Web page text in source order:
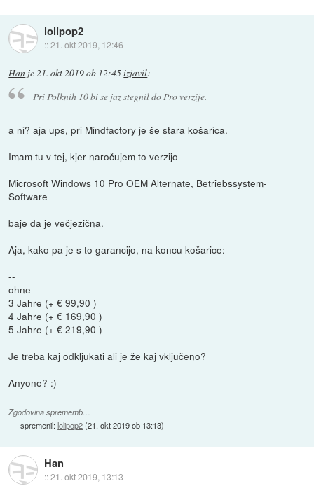
lolipop2
::21. okt 2019, 12:46
Han je21. okt 2019 ob 12:45izjavil:
Pri Polknih 10 bi se jaz stegnil do Pro verzije.
a ni? aja ups, pri Mindfactory je še stara košarica.
Imam tu v tej, kjer naročujem to verzijo
Microsoft Windows 10 Pro OEM Alternate, Betriebssystem-
Software
baje da je večjezična.
Aja, kako pa je s to garancijo, na koncu košarice:
--
ohne
3 Jahre (+ € 99,90 )
4 Jahre (+ € 169,90 )
5 Jahre (+ € 219,90 )
Je treba kaj odkljukati ali je že kaj vključeno?
Anyone? :)
Zgodovina sprememb…
spremenil:lolipop2(21. okt 2019 ob 13:13)
Han
::21. okt 2019, 13:13